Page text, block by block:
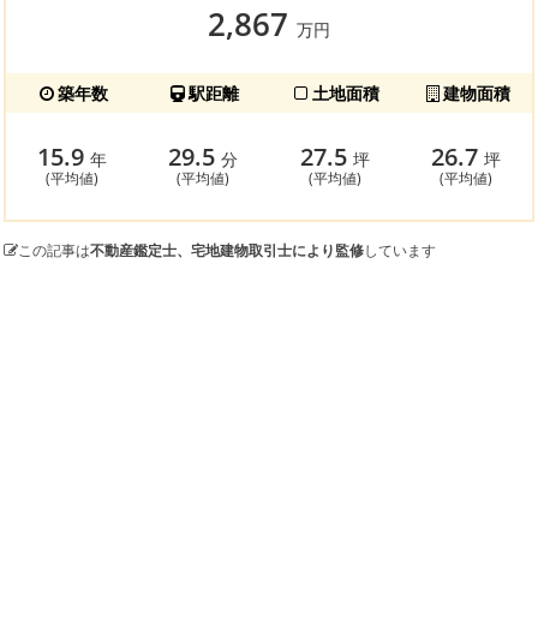
2,867 万円
築年数 駅距離 土地面積 建物面積
15.9 年
(平均値)
29.5分
(平均値)
27.5 坪
(平均値)
26.7坪
(平均値)
この記事は不動産鑑定士、宅地建物取引士により監修しています